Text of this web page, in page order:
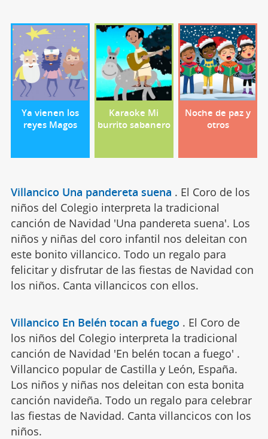
Ya vienen los
reyes Magos
Karaoke Mi
burrito sabanero
Noche de paz y
otros
Villancico Una pandereta suena . El Coro de los
niños del Colegio interpreta la tradicional
canción de Navidad 'Una pandereta suena'. Los
niños y niñas del coro infantil nos deleitan con
este bonito villancico. Todo un regalo para
felicitar y disfrutar de las fiestas de Navidad con
los niños. Canta villancicos con ellos.
Villancico En Belén tocan a fuego . El Coro de
los niños del Colegio interpreta la tradicional
canción de Navidad 'En belén tocan a fuego' .
Villancico popular de Castilla y León, España.
Los niños y niñas nos deleitan con esta bonita
canción navideña. Todo un regalo para celebrar
las fiestas de Navidad. Canta villancicos con los
niños.